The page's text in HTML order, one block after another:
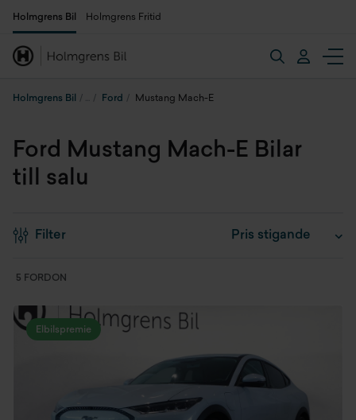
Holmgrens Bil Holmgrens Fritid
Holmgrens Bil Ford Mustang Mach-E
Ford Mustang Mach-E Bilar
till salu
Filter
5 FORDON
Elbilspremie